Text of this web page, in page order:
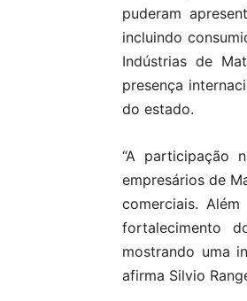
puderam
incluindo
Indústrias de
presença
do estado.
“A participação
empresários de
comerciais.
fortalecimento
mostrando uma
afirma Silvio